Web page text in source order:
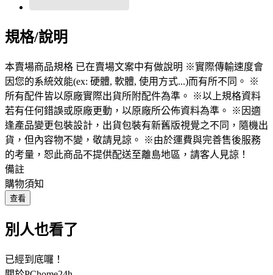
規格/說明
本賣場商品規格 已在賣場文案中有做說明 ※實際傳輸速度會
因您的系統效能(ex: 硬體, 軟體, 使用方式...)而有所不同。 ※
所有配件皆以原廠實際出貨所附配件為準。 ※以上規格資料
若有任何錯誤或原廠更動，以原廠所公佈資料為準。 ※因適
逢產品變更包裝設計，出貨包裝有新舊版視覺之不同，隨機出
貨，但內容物不變，敬請見諒。 ※由於運費與完善售後服務
的考量，恕此商品不提供配送至離島地區，請客人見諒！
備註
購物須知
查看
別人也看了
已經到底囉！